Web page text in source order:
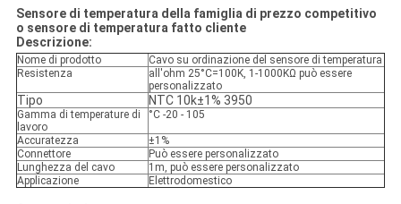
Sensore di temperatura della famiglia di prezzo competitivo
o sensore di temperatura fatto cliente
Descrizione:
Nome di prodotto
Cavo su ordinazione del sensore di temperatura
Resistenza
all'ohm 25°C=100K, 1-1000KΩ può essere
personalizzato
Tipo NTC 10k±1% 3950
Gamma di temperature di
lavoro
°C -20 - 105
Accuratezza
±1%
Connettore
Può essere personalizzato
Lunghezza del cavo
1m, può essere personalizzato
Applicazione
Elettrodomestico